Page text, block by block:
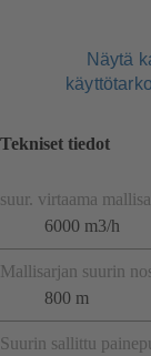
Näytä
Tekniset tiedot
suur. virtaama
6000 m3/h
Mallisarjan suurin
800 m
Suurin sallittu